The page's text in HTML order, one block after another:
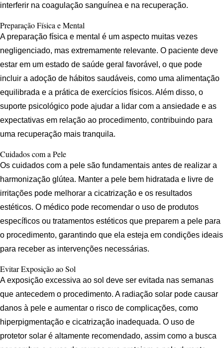
interferir na coagulação sanguínea e na recuperação.
Preparação Física e Mental
A preparação física e mental é um aspecto muitas vezes
negligenciado, mas extremamente relevante. O paciente deve
estar em um estado de saúde geral favorável, o que pode
incluir a adoção de hábitos saudáveis, como uma alimentação
equilibrada e a prática de exercícios físicos. Além disso, o
suporte psicológico pode ajudar a lidar com a ansiedade e as
expectativas em relação ao procedimento, contribuindo para
uma recuperação mais tranquila.
Cuidados com a Pele
Os cuidados com a pele são fundamentais antes de realizar a
harmonização glútea. Manter a pele bem hidratada e livre de
irritações pode melhorar a cicatrização e os resultados
estéticos. O médico pode recomendar o uso de produtos
específicos ou tratamentos estéticos que preparem a pele para
o procedimento, garantindo que ela esteja em condições ideais
para receber as intervenções necessárias.
Evitar Exposição ao Sol
A exposição excessiva ao sol deve ser evitada nas semanas
que antecedem o procedimento. A radiação solar pode causar
danos à pele e aumentar o risco de complicações, como
hiperpigmentação e cicatrização inadequada. O uso de
protetor solar é altamente recomendado, assim como a busca